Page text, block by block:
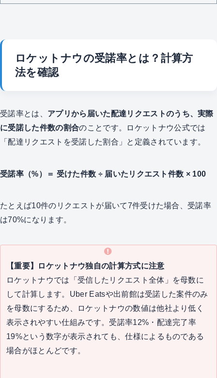
ロケットナウの受諾率とは？計算方
法を確認
受諾率とは、 アプリから届いた配達リクエストのうち、実際
に受諾した件数の割合のことです。ロケットナウ公式では
「配達リクエストを受諾した割合」と定義されています。
受諾率（%）＝ 受けた件数 ÷ 届いたリクエスト件数 × 100
たとえば10件のリクエストが届いて7件受けた場合、受諾率
は70%になります。
【重要】ロケットナウ独自の計算方式に注意
ロケットナウでは「受信したリクエスト全体」を母数に
して計算します。Uber Eatsや出前館は受諾した案件のみ
を母数にするため、ロケットナウの数値は他社より低く
表示されやすい仕組みです。受諾率12%・配達完了率
19%という数字が表示されても、仕様によるものである
場合がほとんどです。